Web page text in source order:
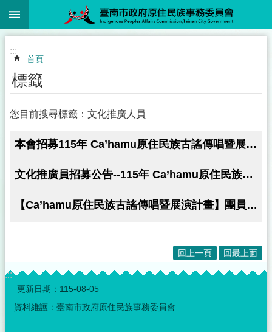
跳到主要內容區塊
:::
首頁
標籤
您目前搜尋標籤：文化推廣人員
本會招募115年 Ca’hamu原住民族古謠傳唱暨展演計畫-文化推廣員，即日起報名至115年5月18日止
文化推廣員招募公告--115年 Ca’hamu原住民族古謠傳唱暨展演計畫甄選簡章
【Ca’hamu原住民族古謠傳唱暨展演計畫】團員甄選資訊
回上一頁 回最上面
:::
更新日期： 115-08-05
資料維護：臺南市政府原住民族事務委員會